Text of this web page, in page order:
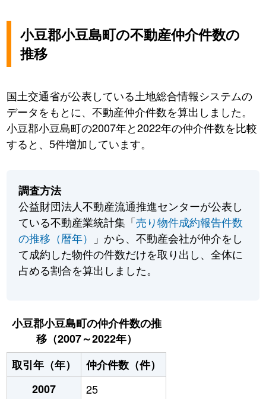
小豆郡小豆島町の不動産仲介件数の
推移
国土交通省が公表している土地総合情報システムの
データをもとに、不動産仲介件数を算出しました。
小豆郡小豆島町の2007年と2022年の仲介件数を比較
すると、5件増加しています。
調査方法
公益財団法人不動産流通推進センターが公表し
ている不動産業統計集「売り物件成約報告件数
の推移（暦年）
」から、不動産会社が仲介をし
て成約した物件の件数だけを取り出し、全体に
占める割合を算出しました。
小豆郡小豆島町の仲介件数の推
移（2007～2022年）
取引年（年）
仲介件数（件）
2007
25